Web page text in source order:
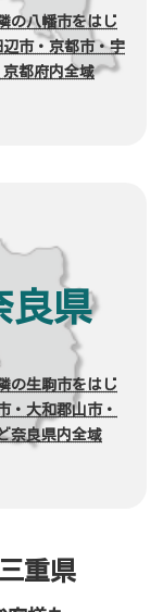
の八幡市をはじ
市・京都市・宇
都府内全域
良県
の生駒市をはじ
・大和郡山市・
奈良県内全域
重県